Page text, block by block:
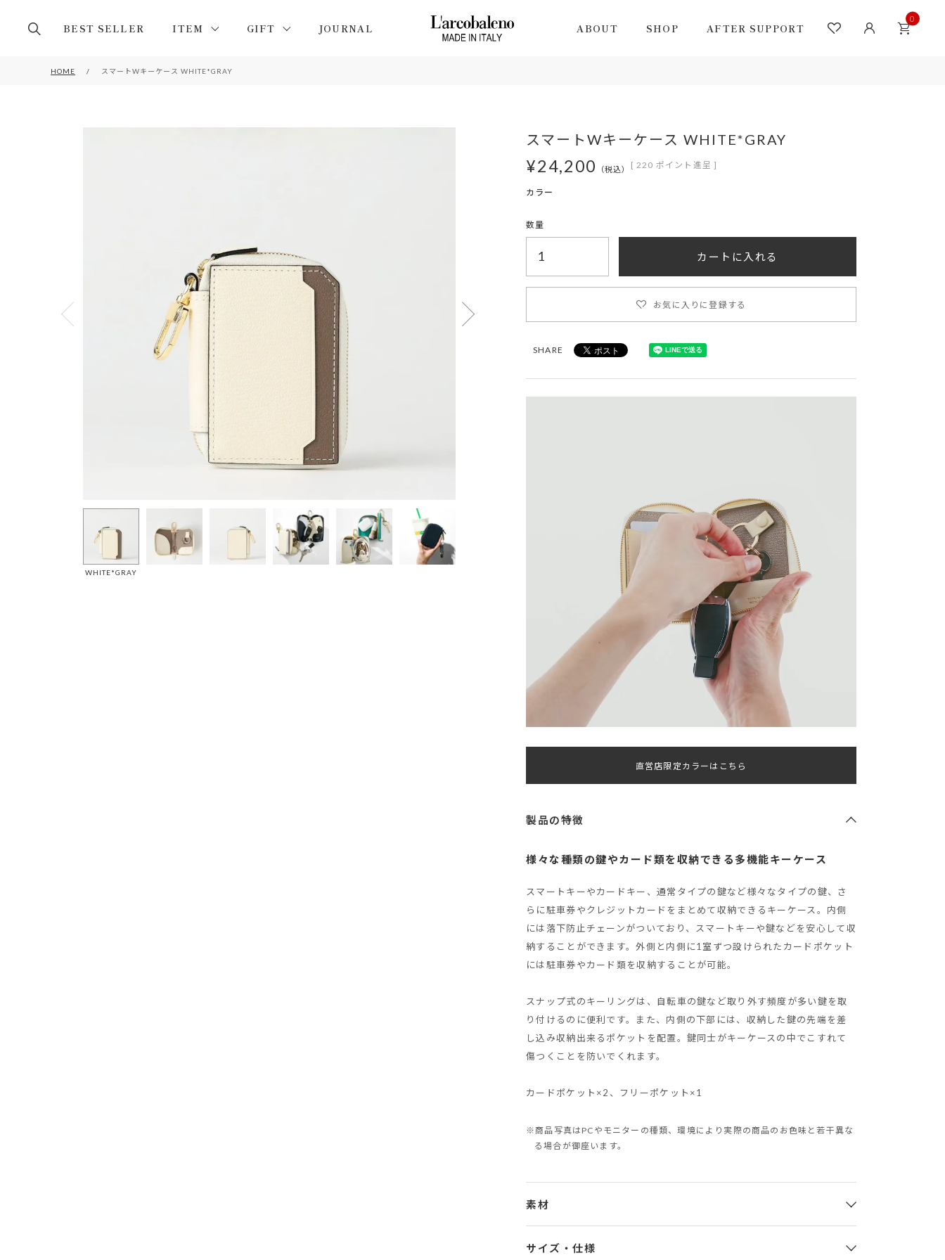
BEST SELLER ITEM GIFT JOURNAL ABOUT SHOP AFTER SUPPORT
0
HOME スマートWキーケース WHITE*GRAY
WHITE*GRAY
スマートWキーケース WHITE*GRAY
¥24,200 税込 [ 220 ポイント進呈 ]
お気に入りに登録する
カートに入れる
SHARE
直営店限定カラーはこちら
製品の特徴
様々な種類の鍵やカード類を収納できる多機能キーケース
スマートキーやカードキー、通常タイプの鍵など様々なタイプの鍵、さ
らに駐車券やクレジットカードをまとめて収納できるキーケース。内側
には落下防止チェーンがついており、スマートキーや鍵などを安心して収
納することができます。外側と内側に1室ずつ設けられたカードポケット
には駐車券やカード類を収納することが可能。
スナップ式のキーリングは、自転車の鍵など取り外す頻度が多い鍵を取
り付けるのに便利です。また、内側の下部には、収納した鍵の先端を差
し込み収納出来るポケットを配置。鍵同士がキーケースの中でこすれて
傷つくことを防いでくれます。
カードポケット×2、フリーポケット×1
※商品写真はPCやモニターの種類、環境により実際の商品のお色味と若干異な
る場合が御座います。
素材
サイズ・仕様